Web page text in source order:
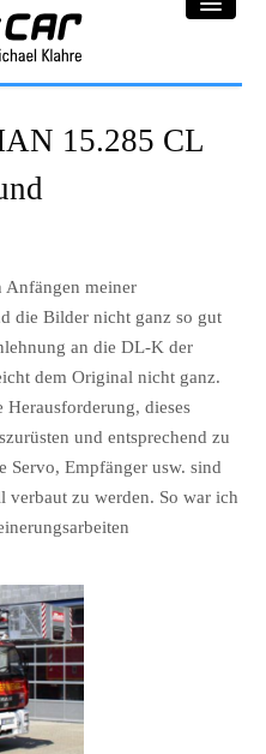
15.285 CL
Anfängen meiner
die Bilder nicht ganz so gut
an die DL-K der
dem Original nicht ganz.
dieses
und entsprechend zu
Servo, Empfänger usw. sind
zu werden. So war ich